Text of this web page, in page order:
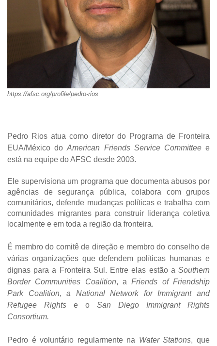
https://afsc.org/profile/pedro-rios
Pedro Rios atua como diretor do Programa de Fronteira
EUA/México doAmerican Friends Service Committeee
está na equipe do AFSC desde 2003.
Ele supervisiona um programa que documenta abusos por
agências de segurança pública, colabora com grupos
comunitários, defende mudanças políticas e trabalha com
comunidades migrantes para construir liderança coletiva
localmente e em toda a região da fronteira.
É membro do comitê de direção e membro do conselho de
várias organizações que defendem políticas humanas e
dignas para a Fronteira Sul. Entre elas estão aSouthern
Border Communities Coalition, aFriends of Friendship
Park Coalition,a National Network for Immigrant and
Refugee Rights e o San Diego Immigrant Rights
Consortium.
Pedro é voluntário regularmente na Water Stations, que